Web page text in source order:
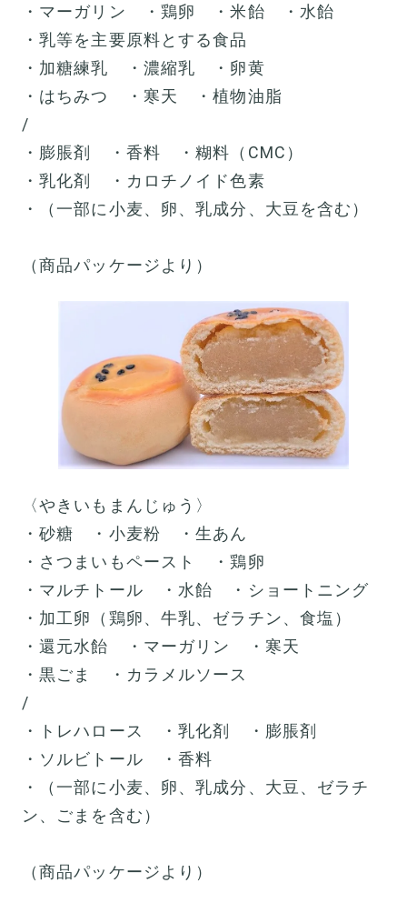
・マーガリン ・鶏卵 ・米飴 ・水飴
・乳等を主要原料とする食品
・加糖練乳 ・濃縮乳 ・卵黄
・はちみつ ・寒天 ・植物油脂
/
・膨脹剤 ・香料 ・糊料（CMC）
・乳化剤 ・カロチノイド色素
・（一部に小麦、卵、乳成分、大豆を含む）
（商品パッケージより）
〈やきいもまんじゅう〉
・砂糖 ・小麦粉 ・生あん
・さつまいもペースト ・鶏卵
・マルチトール ・水飴 ・ショートニング
・加工卵（鶏卵、牛乳、ゼラチン、食塩）
・還元水飴 ・マーガリン ・寒天
・黒ごま ・カラメルソース
/
・トレハロース ・乳化剤 ・膨脹剤
・ソルビトール ・香料
・（一部に小麦、卵、乳成分、大豆、ゼラチ
ン、ごまを含む）
（商品パッケージより）